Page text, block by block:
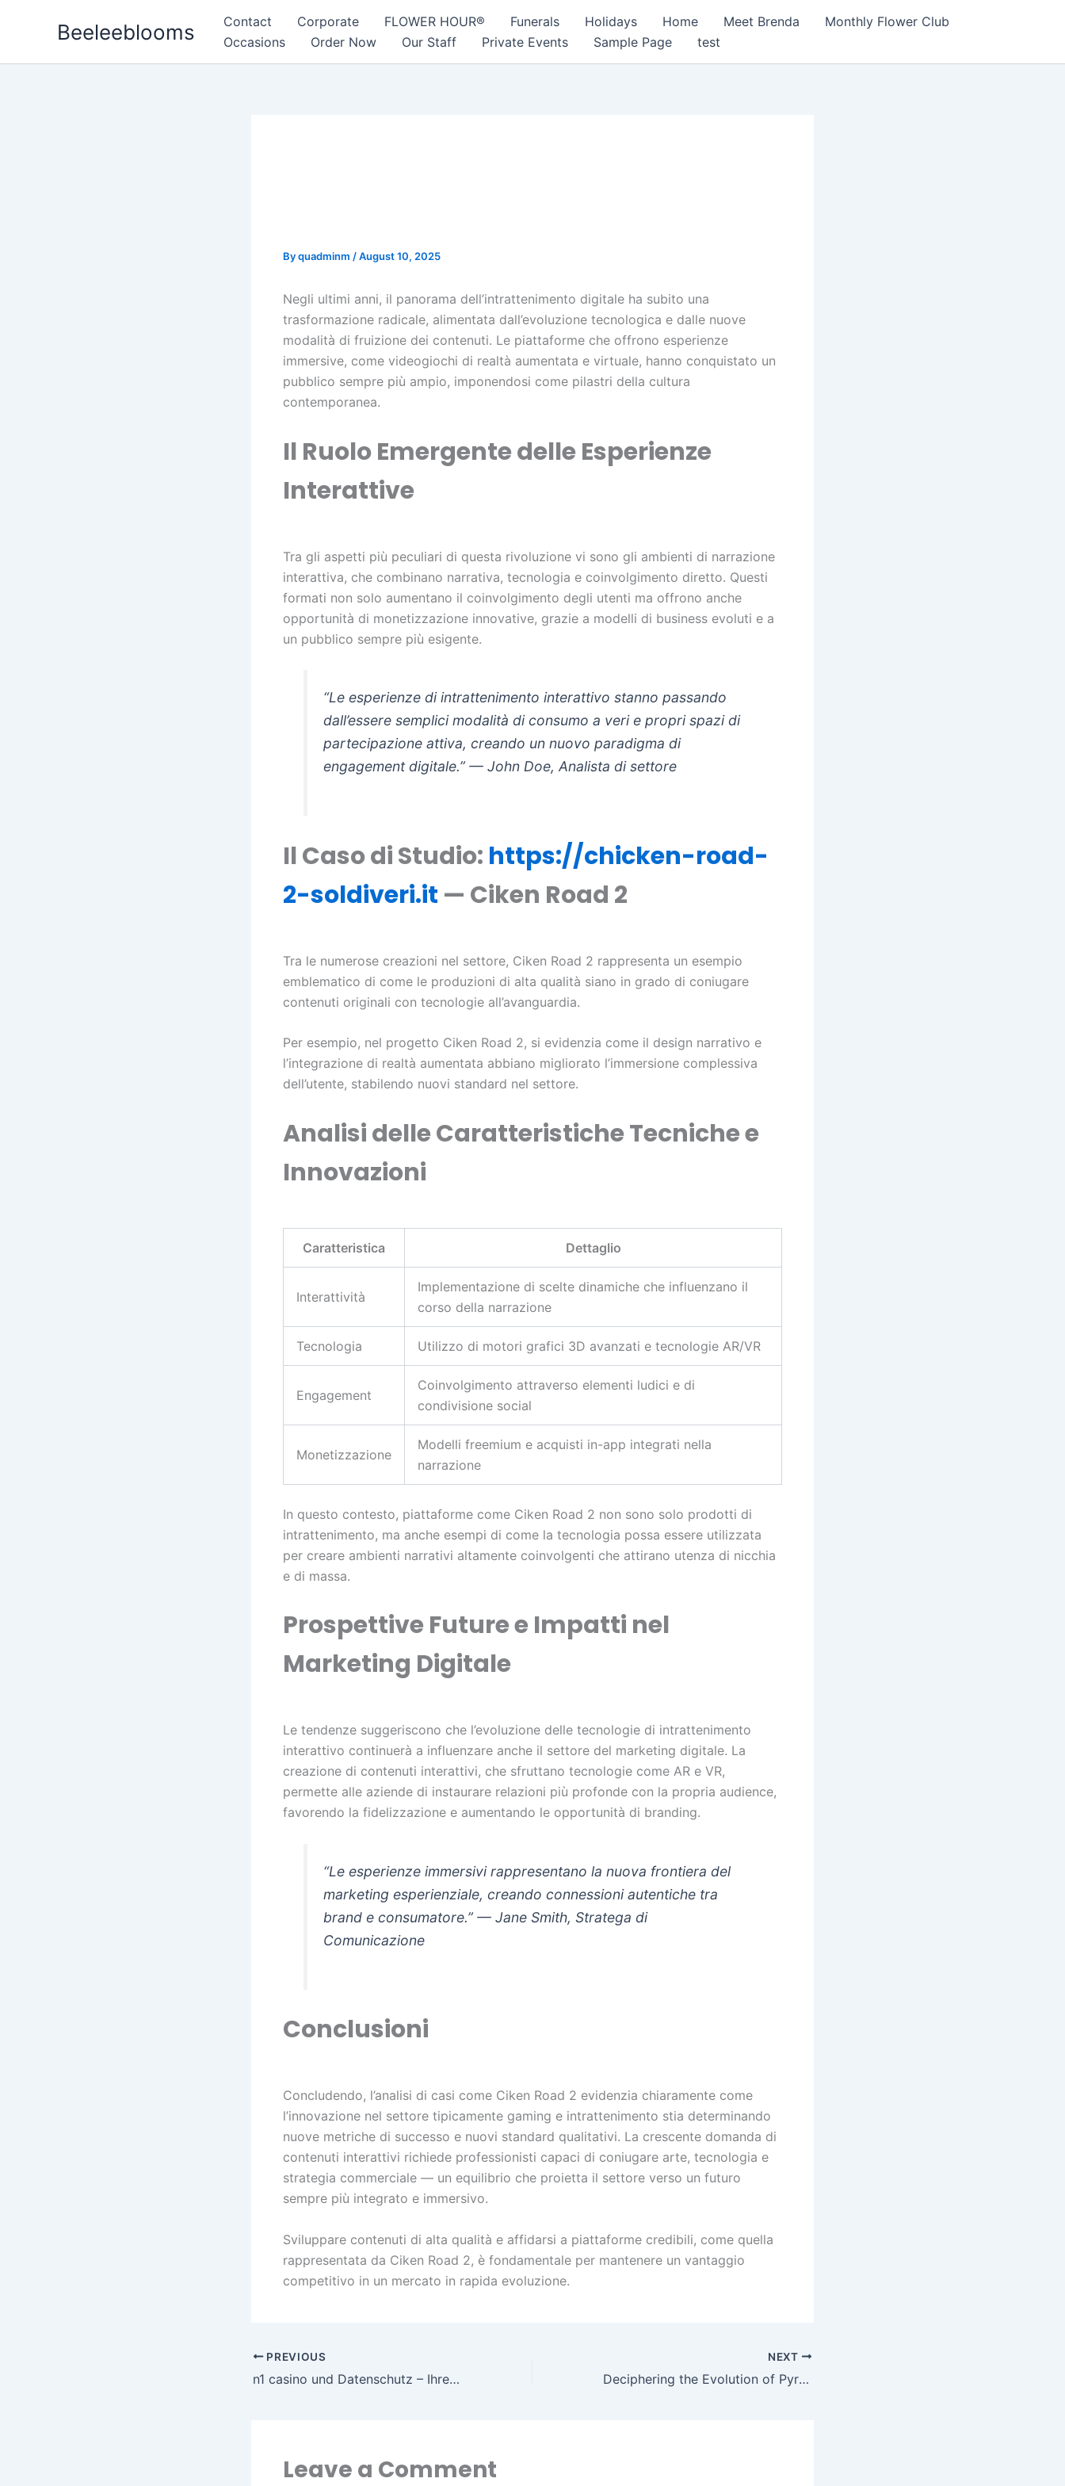
Beeleeblooms Contact Corporate FLOWER HOUR® Funerals Holidays Home Meet Brenda
Monthly Flower Club
Occasions
Order Now Our Staff Private Events Sample Page test
Byquadminm /August 10, 2025
Negli ultimi anni, il panorama dell’intrattenimento digitale ha subito una
trasformazione radicale, alimentata dall’evoluzione tecnologica e dalle nuove
modalità di fruizione dei contenuti. Le piattaforme che offrono esperienze
immersive, come videogiochi di realtà aumentata e virtuale, hanno conquistato un
pubblico sempre più ampio, imponendosi come pilastri della cultura
contemporanea.
Il Ruolo Emergente delle Esperienze
Interattive
Tra gli aspetti più peculiari di questa rivoluzione vi sono gli ambienti di narrazione
interattiva, che combinano narrativa, tecnologia e coinvolgimento diretto. Questi
formati non solo aumentano il coinvolgimento degli utenti ma offrono anche
opportunità di monetizzazione innovative, grazie a modelli di business evoluti e a
un pubblico sempre più esigente.
“Le esperienze di intrattenimento interattivo stanno passando
dall’essere semplici modalità di consumo a veri e propri spazi di
partecipazione attiva, creando un nuovo paradigma di
engagement digitale.” —John Doe, Analista di settore
Il Caso di Studio: https://chicken-road-
2-soldiveri.it — Ciken Road 2
Tra le numerose creazioni nel settore, Ciken Road 2 rappresenta un esempio
emblematico di come le produzioni di alta qualità siano in grado di coniugare
contenuti originali con tecnologie all’avanguardia.
Per esempio, nel progetto Ciken Road 2, si evidenzia come il design narrativo e
l’integrazione di realtà aumentata abbiano migliorato l’immersione complessiva
dell’utente, stabilendo nuovi standard nel settore.
Analisi delle Caratteristiche Tecniche e
Innovazioni
Caratteristica Dettaglio
Interattività
Implementazione di scelte dinamiche che influenzano il
corso della narrazione
Tecnologia Utilizzo di motori grafici 3D avanzati e tecnologie AR/VR
Engagement
Coinvolgimento attraverso elementi ludici e di
condivisione social
Monetizzazione
Modelli freemium e acquisti in-app integrati nella
narrazione
In questo contesto, piattaforme come Ciken Road 2 non sono solo prodotti di
intrattenimento, ma anche esempi di come la tecnologia possa essere utilizzata
per creare ambienti narrativi altamente coinvolgenti che attirano utenza di nicchia
e di massa.
Prospettive Future e Impatti nel
Marketing Digitale
Le tendenze suggeriscono che l’evoluzione delle tecnologie di intrattenimento
interattivo continuerà a influenzare anche il settore del marketing digitale. La
creazione di contenuti interattivi, che sfruttano tecnologie come AR e VR,
permette alle aziende di instaurare relazioni più profonde con la propria audience,
favorendo la fidelizzazione e aumentando le opportunità di branding.
“Le esperienze immersivi rappresentano la nuova frontiera del
marketing esperienziale, creando connessioni autentiche tra
brand e consumatore.” —Jane Smith, Stratega di
Comunicazione
Conclusioni
Concludendo, l’analisi di casi come Ciken Road 2 evidenzia chiaramente come
l’innovazione nel settore tipicamente gaming e intrattenimento stia determinando
nuove metriche di successo e nuovi standard qualitativi. La crescente domanda di
contenuti interattivi richiede professionisti capaci di coniugare arte, tecnologia e
strategia commerciale — un equilibrio che proietta il settore verso un futuro
sempre più integrato e immersivo.
Sviluppare contenuti di alta qualità e affidarsi a piattaforme credibili, come quella
rappresentata da Ciken Road 2, è fondamentale per mantenere un vantaggio
competitivo in un mercato in rapida evoluzione.
PREVIOUS
n1 casino und Datenschutz – Ihre Daten sind sicher
NEXT
Deciphering the Evolution of Pyramid Symbols in Slot Machines and Their Impact on Player Engagement
Leave a Comment